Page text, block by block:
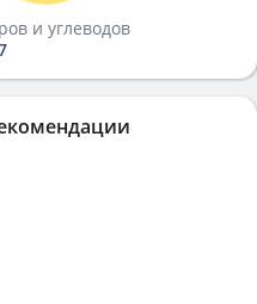
и углеводов